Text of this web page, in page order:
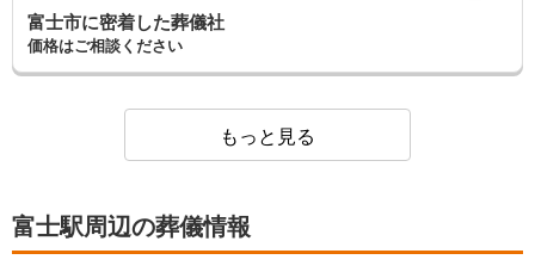
富士市に密着した葬儀社
価格はご相談ください
もっと見る
富士駅周辺の葬儀情報